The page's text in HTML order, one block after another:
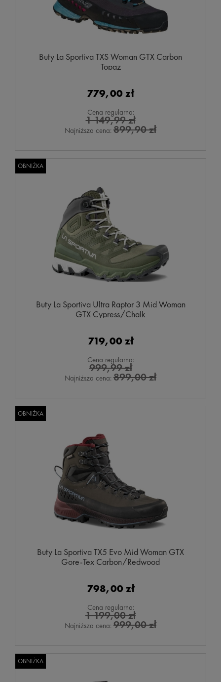
Buty La Sportiva TXS Woman GTX Carbon
Topaz
779,00 zł
Cena regularna:
1 149,99 zł
Najniższa cena: 899,90 zł
Buty La Sportiva Ultra Raptor 3 Mid Woman
GTX Cypress/Chalk
719,00 zł
Cena regularna:
999,99 zł
Najniższa cena: 899,00 zł
OBNIŻKA
Buty La Sportiva TX5 Evo Mid Woman GTX
Gore-Tex Carbon/Redwood
798,00 zł
Cena regularna:
1 199,00 zł
Najniższa cena: 999,00 zł
OBNIŻKA
OBNIŻKA